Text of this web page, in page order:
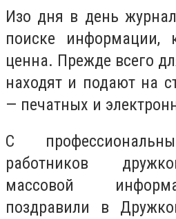
Изо дня в день
поиске информации,
ценна. Прежде всего
находят и подают на
— печатных и
С
работников
массовой
поздравили в